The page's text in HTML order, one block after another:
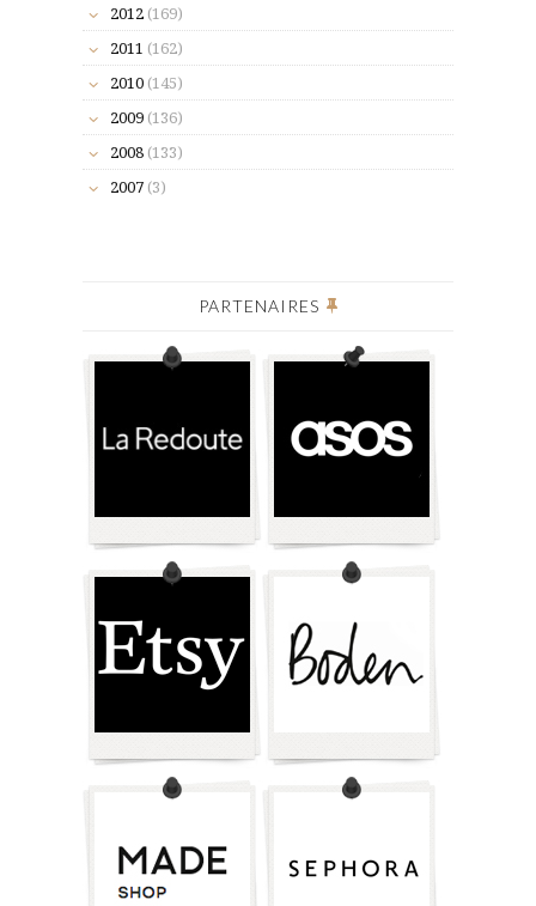
2012 (169)
2011 (162)
2010 (145)
2009 (136)
2008 (133)
2007 (3)
PARTENAIRES